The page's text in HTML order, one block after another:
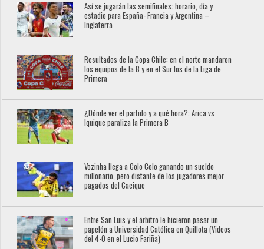
Así se jugarán las semifinales: horario, día y
estadio para España- Francia y Argentina –
Inglaterra
Resultados de la Copa Chile: en el norte mandaron
los equipos de la B y en el Sur los de la Liga de
Primera
¿Dónde ver el partido y a qué hora?: Arica vs
Iquique paraliza la Primera B
Vozinha llega a Colo Colo ganando un sueldo
millonario, pero distante de los jugadores mejor
pagados del Cacique
Entre San Luis y el árbitro le hicieron pasar un
papelón a Universidad Católica en Quillota (Videos
del 4-0 en el Lucio Fariña)